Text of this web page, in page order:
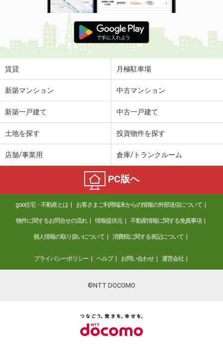
賃貸 月極駐車場
新築マンション 中古マンション
新築一戸建て 中古一戸建て
土地を探す 投資物件を探す
店舗/事業用 倉庫/トランクルーム
PC版へ
goo住宅・不動産とは お客さまご利用端末からの情報の外部送信について
物件に関するお問合せの流れ 情報提供元 不動産情報に関する免責事項
個人情報の取り扱いについて 消費税に関する表記について
プライバシーポリシー ヘルプ お問い合わせ 運営会社
©NTT DOCOMO